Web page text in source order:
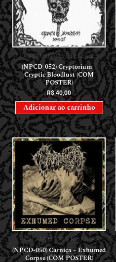
LANÇAMENTOS // RELEASES
(NPCD-052) Cryptorium –
Cryptic Bloodlust (COM
POSTER)
R$40,00
Adicionar ao carrinho
LANÇAMENTOS // RELEASES
(NPCD-050) Carniça – Exhumed
Corpse (COM POSTER)